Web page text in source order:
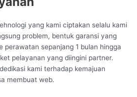
yang kami ciptakan selalu kami
problem, bentuk garansi yang
perawatan sepanjang 1 bulan hingga
pelayanan yang diingini partner.
kami terhadap kemajuan
membuat web.